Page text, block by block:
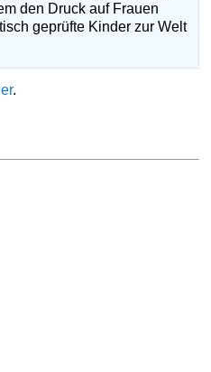
den Druck auf Frauen
geprüfte Kinder zur Welt
.